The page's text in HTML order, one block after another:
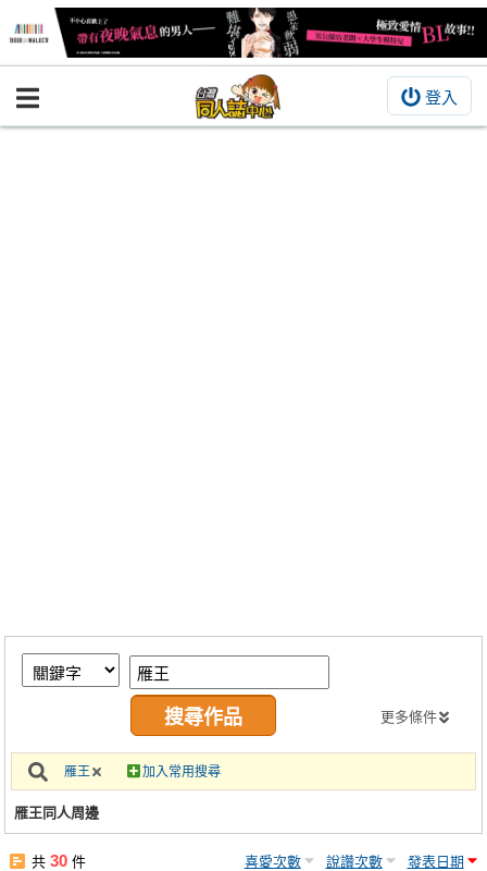
登入
BOOKY書集倉庫
繪圖藝廊
交流中心
攤位轉讓區
會員功能選單
註冊會員
更多條件
雁王 加入常用搜尋
雁王同人周邊
共30 件 喜愛次數 說讚次數 發表日期